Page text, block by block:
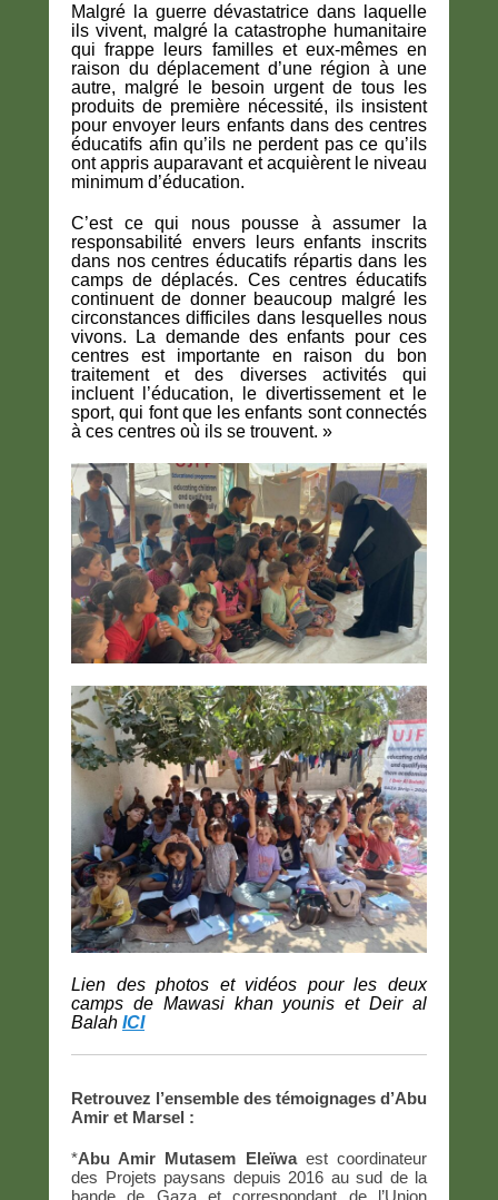
Malgré la guerre dévastatrice dans laquelle
ils vivent, malgré la catastrophe humanitaire
qui frappe leurs familles et eux-mêmes en
raison du déplacement d’une région à une
autre, malgré le besoin urgent de tous les
produits de première nécessité, ils insistent
pour envoyer leurs enfants dans des centres
éducatifs afin qu’ils ne perdent pas ce qu’ils
ont appris auparavant et acquièrent le niveau
minimum d’éducation.
C’est ce qui nous pousse à assumer la
responsabilité envers leurs enfants inscrits
dans nos centres éducatifs répartis dans les
camps de déplacés. Ces centres éducatifs
continuent de donner beaucoup malgré les
circonstances difficiles dans lesquelles nous
vivons. La demande des enfants pour ces
centres est importante en raison du bon
traitement et des diverses activités qui
incluent l’éducation, le divertissement et le
sport, qui font que les enfants sont connectés
à ces centres où ils se trouvent. »
Lien des photos et vidéos pour les deux
camps de Mawasi khan younis et Deir al
Balah ICI
Retrouvez l’ensemble des témoignages d’Abu
Amir et Marsel :
*Abu Amir Mutasem Eleïwaest coordinateur
des Projets paysans depuis 2016 au sud de la
bande de Gaza et correspondant de l’Union